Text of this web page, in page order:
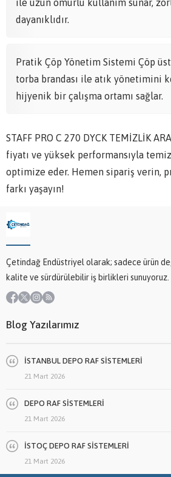
ile uzun ömürlü kullanım sunar,
dayanıklıdır.
Pratik Çöp Yönetim Sistemi Çöp
torba brandası ile atık yönetimini
hijyenik bir çalışma ortamı sağlar.
STAFF PRO C 270 DYCK TEMİZLİK
fiyatı ve yüksek performansıyla
optimize eder. Hemen sipariş verin,
farkı yaşayın!
Çetindağ Endüstriyel olarak; sadece ürün
kalite ve sürdürülebilir iş birlikleri sunuyoruz.
Blog Yazılarımız
İSTANBUL DEPO RAF SİSTEMLERİ
21 Mart 2026
DEPO RAF SİSTEMLERİ
21 Mart 2026
İSTOÇ DEPO RAF SİSTEMLERİ
21 Mart 2026